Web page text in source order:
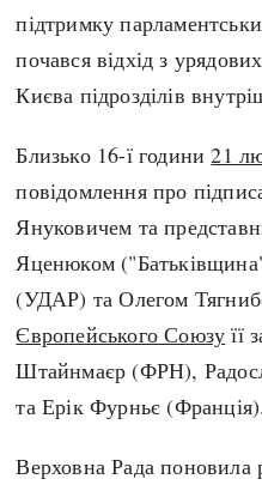
підтримку
почався відхід з
Києва підрозділів
Близько 16-ї години21
повідомлення про
Януковичем та
Яценюком
(УДАР) та Олегом
Європейського Союзу її
Штайнмаєр (ФРН),
та Ерік Фурньє (Франція).
Верховна Рада поновила